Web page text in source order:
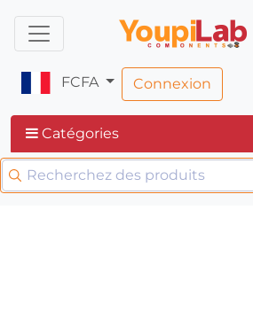
FCFA Connexion
Catégories